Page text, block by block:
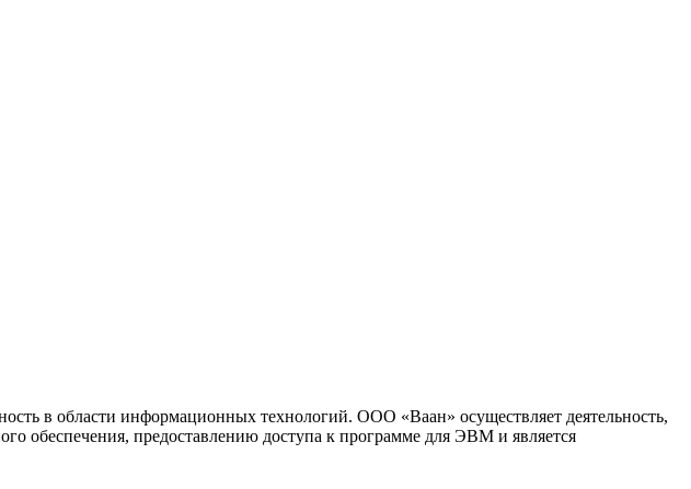
в области информационных технологий. ООО «Ваан» осуществляет деятельность,
обеспечения, предоставлению доступа к программе для ЭВМ и является